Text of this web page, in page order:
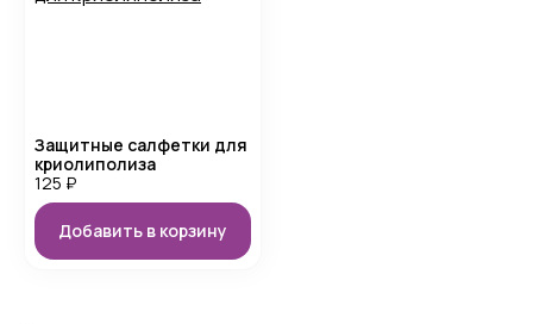
Защитные салфетки для
криолиполиза
125 ₽
Добавить в корзину